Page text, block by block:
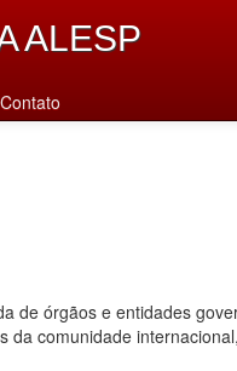
ALESP
Contato
órgãos e entidades
comunidade